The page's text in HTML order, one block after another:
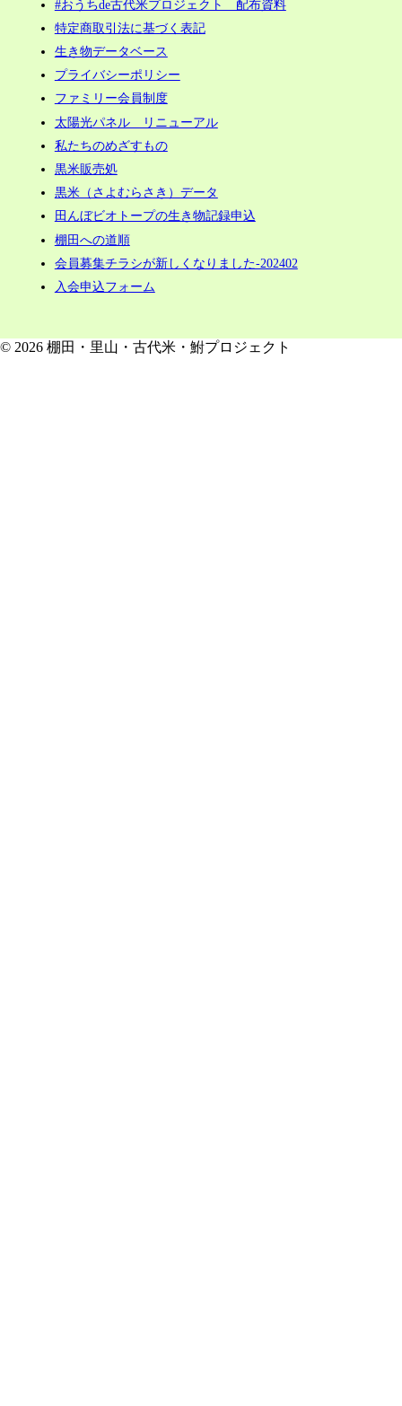
#おうちde古代米プロジェクト 配布資料
特定商取引法に基づく表記
生き物データベース
プライバシーポリシー
ファミリー会員制度
太陽光パネル リニューアル
私たちのめざすもの
黒米販売処
黒米（さよむらさき）データ
田んぼビオトープの生き物記録申込
棚田への道順
会員募集チラシが新しくなりました-202402
入会申込フォーム
© 2026 棚田・里山・古代米・鮒プロジェクト